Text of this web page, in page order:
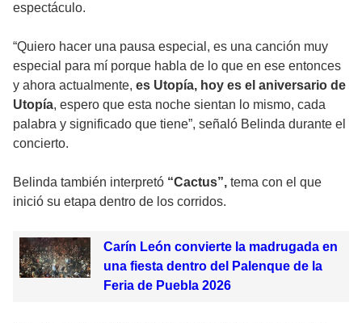
espectáculo.
“Quiero hacer una pausa especial, es una canción muy
especial para mí porque habla de lo que en ese entonces
y ahora actualmente, es Utopía, hoy es el aniversario de
Utopía, espero que esta noche sientan lo mismo, cada
palabra y significado que tiene”, señaló Belinda durante el
concierto.
Belinda también interpretó “Cactus”, tema con el que
inició su etapa dentro de los corridos.
Carín León convierte la madrugada en
una fiesta dentro del Palenque de la
Feria de Puebla 2026